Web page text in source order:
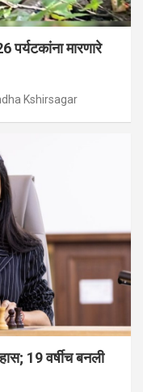
मारणारे
Kshirsagar
19 वर्षीच बनली